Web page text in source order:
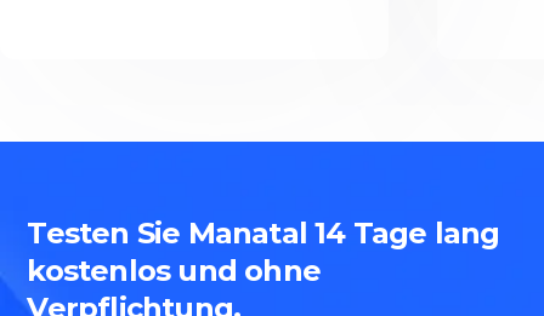
Testen Sie Manatal 14 Tage lang
kostenlos und ohne
Verpflichtung.